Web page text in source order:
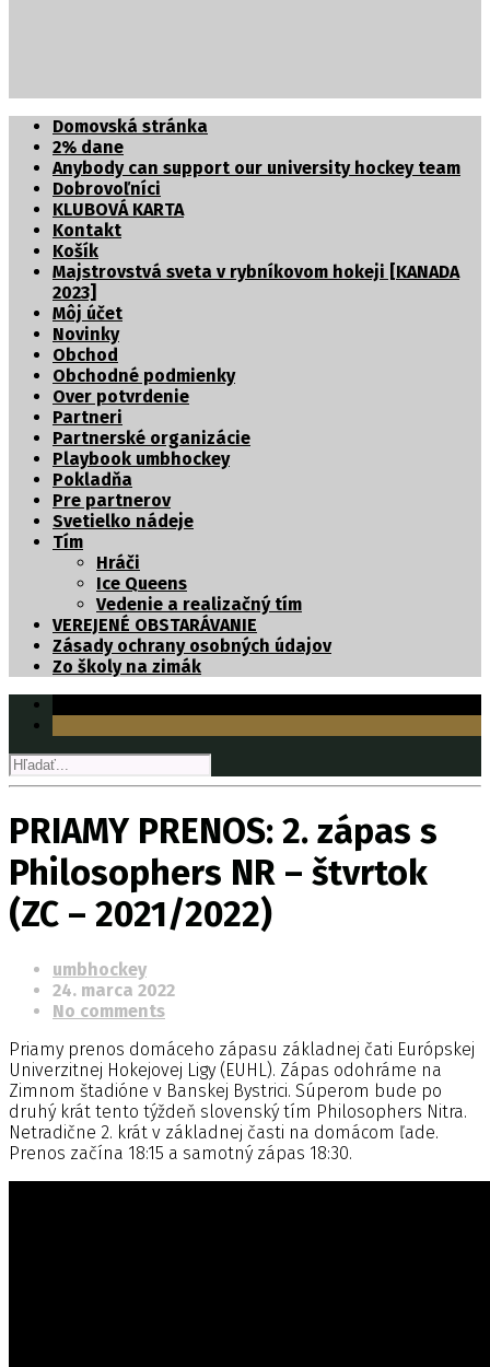
Domovská stránka
2% dane
Anybody can support our university hockey team
Dobrovoľníci
KLUBOVÁ KARTA
Kontakt
Košík
Majstrovstvá sveta v rybníkovom hokeji [KANADA
2023]
Môj účet
Novinky
Obchod
Obchodné podmienky
Over potvrdenie
Partneri
Partnerské organizácie
Playbook umbhockey
Pokladňa
Pre partnerov
Svetielko nádeje
Tím
Hráči
Ice Queens
Vedenie a realizačný tím
VEREJENÉ OBSTARÁVANIE
Zásady ochrany osobných údajov
Zo školy na zimák
PRIAMY PRENOS: 2. zápas s
Philosophers NR – štvrtok
(ZC – 2021/2022)
umbhockey
24. marca 2022
No comments
Priamy prenos domáceho zápasu základnej čati Európskej
Univerzitnej Hokejovej Ligy (EUHL). Zápas odohráme na
Zimnom štadióne v Banskej Bystrici. Súperom bude po
druhý krát tento týždeň slovenský tím Philosophers Nitra.
Netradične 2. krát v základnej časti na domácom ľade.
Prenos začína 18:15 a samotný zápas 18:30.